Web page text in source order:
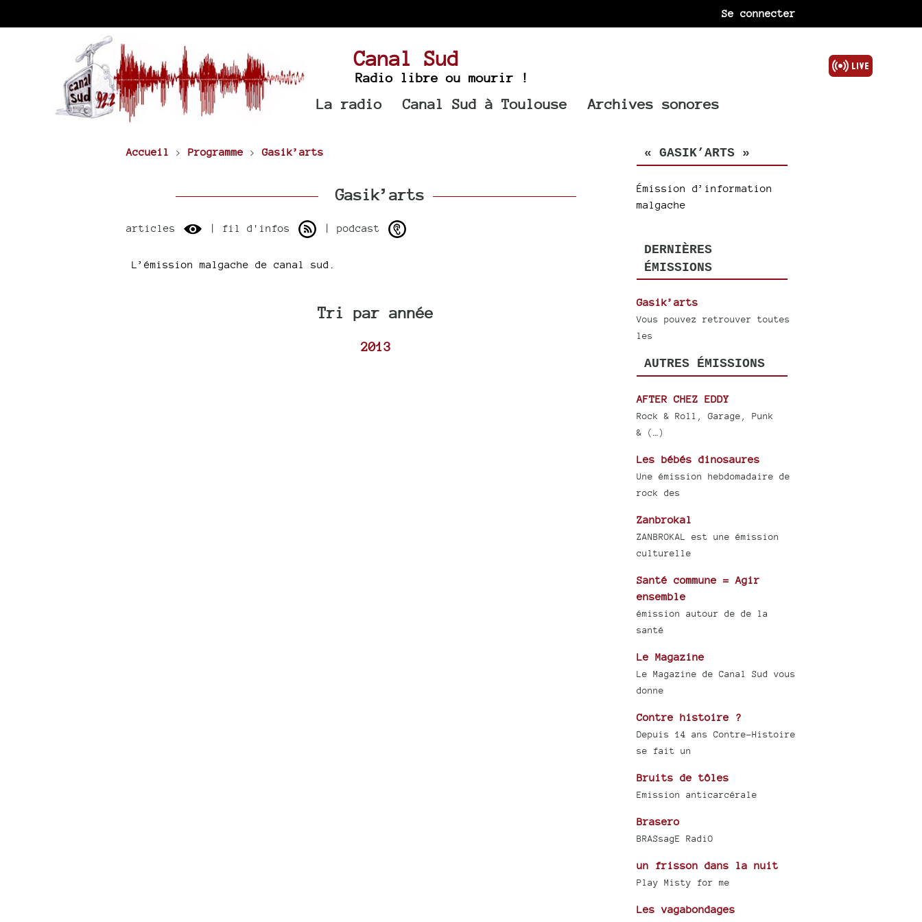
Se connecter
Canal Sud
Radio libre ou mourir !
La radio Canal Sud à Toulouse Archives sonores
Accueil > Programme >Gasik’arts
Gasik’arts
articles | fil d'infos | podcast
L’émission malgache de canal sud.
Tri par année
2013
« GASIK’ARTS »
Émission d’information
malgache
DERNIÈRES
ÉMISSIONS
Gasik’arts
Vous pouvez retrouver toutes
les
AUTRES ÉMISSIONS
AFTER CHEZ EDDY
Rock & Roll, Garage, Punk
& (…)
Les bébés dinosaures
Une émission hebdomadaire de
rock des
Zanbrokal
ZANBROKAL est une émission
culturelle
Santé commune = Agir
ensemble
émission autour de de la
santé
Le Magazine
Le Magazine de Canal Sud vous
donne
Contre histoire ?
Depuis 14 ans Contre-Histoire
se fait un
Bruits de tôles
Emission anticarcérale
Brasero
BRASsagE RadiO
un frisson dans la nuit
Play Misty for me
Les vagabondages